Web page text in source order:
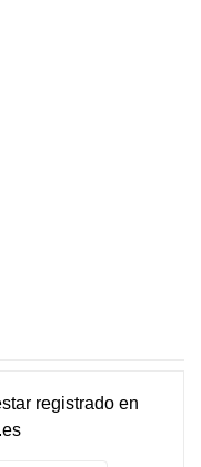
registradoen